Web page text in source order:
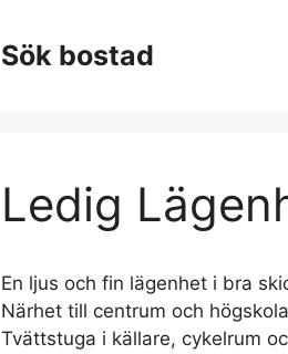
Sök bostad
Ledig
En ljus och fin lägenhet i bra
Närhet till centrum och
Tvättstuga i källare, cykelrum